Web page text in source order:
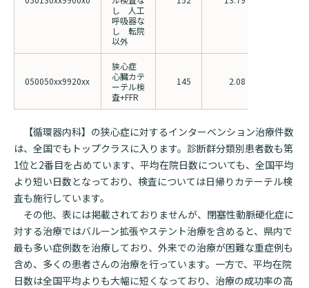
し 人工
呼吸器な
し 転院
以外
050050xx9920xx
狭心症
心臓カテ
ーテル検
査+FFR
145 2.08
【循環器内科】の狭心症に対するインターベンション治療件数
は、全国でもトップクラスに入ります。診断群分類別患者数も第
1位と2番目を占めています、平均在院日数についても、全国平均
より短い日数となっており、検査については日帰りカテーテル検
査も施行しています。
その他、表には掲載されておりませんが、閉塞性動脈硬化症に
対する治療ではバルーン拡張やステント治療を含めると、県内で
最も多い症例数を治療しており、外来での治療が困難な重症例も
含め、多くの患者さんの治療を行っています。一方で、平均在院
日数は全国平均よりも大幅に短くなっており、治療の成功率の高